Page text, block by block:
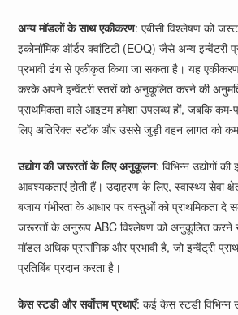
अन्य मॉडलों के साथ एकीकरण: एबीसी विश्लेषण को
इकोनॉमिक ऑर्डर क्वांटिटी (EOQ) जैसे अन्य इन्वेंटरी
प्रभावी ढंग से एकीकृत किया जा सकता है। यह
करके अपने इन्वेंटरी स्तरों को अनुकूलित करने की
प्राथमिकता वाले आइटम हमेशा उपलब्ध हों, जबकि कम-
लिए अतिरिक्त स्टॉक और उससे जुड़ी वहन लागत को कम
उद्योग की जरूरतों के लिए अनुकूलन: विभिन्न उद्योगों
आवश्यकताएं होती हैं। उदाहरण के लिए, स्वास्थ्य सेवा
बजाय गंभीरता के आधार पर वस्तुओं को प्राथमिकता दे
जरूरतों के अनुरूप ABC विश्लेषण को अनुकूलित करने से
मॉडल अधिक प्रासंगिक और प्रभावी है, जो इन्वेंट्री
प्रतिबिंब प्रदान करता है।
केस स्टडी और सर्वोत्तम प्रथाएँ: कई केस स्टडी विभिन्न